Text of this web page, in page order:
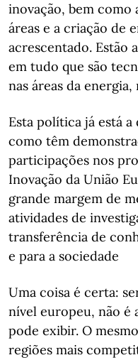
inovação, bem como
áreas e a criação de
acrescentado. Estão
em tudo que são
nas áreas da
Esta política já está
como têm
participações nos
Inovação da União
grande margem de
atividades de
transferência de
e para a sociedade
Uma coisa é certa:
nível europeu, não é
pode exibir. O
regiões mais